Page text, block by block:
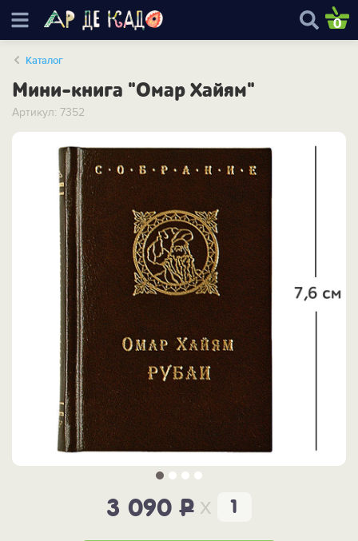
0
Каталог
Мини-книга "Омар Хайям"
Артикул: 7352
3 090P x